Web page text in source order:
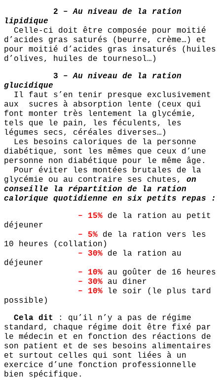
2 –Au niveau de la ration
lipidique
Celle-ci doit être composée pour moitié
d’acides gras saturés (beurre, crème…) et
pour moitié d’acides gras insaturés (huiles
d’olives, huiles de tournesol…)
3 –Au niveau de la ration
glucidique
Il faut s’en tenir presque exclusivement
aux sucres à absorption lente (ceux qui
font monter très lentement la glycémie,
tels que le pain, les féculents, les
légumes secs, céréales diverses…)
Les besoins caloriques de la personne
diabétique, sont les mêmes que ceux d’une
personne non diabétique pour le même âge.
Pour éviter les montées brutales de la
glycémie ou au contraire ses chutes, on
conseille la répartition de la ration
calorique quotidienne en six petits repas :
– 15% de la ration au petit
déjeuner
– 5% de la ration vers les
10 heures (collation)
– 30% de la ration au
déjeuner
– 10% au goûter de 16 heures
– 30% au diner
– 10% le soir (le plus tard
possible)
Cela dit
: qu’il n’y a pas de régime
standard, chaque régime doit être fixé par
le médecin et en fonction des réactions de
son patient et de ses besoins alimentaires
et surtout celles qui sont liées à un
exercice d’une fonction professionnelle
bien spécifique.